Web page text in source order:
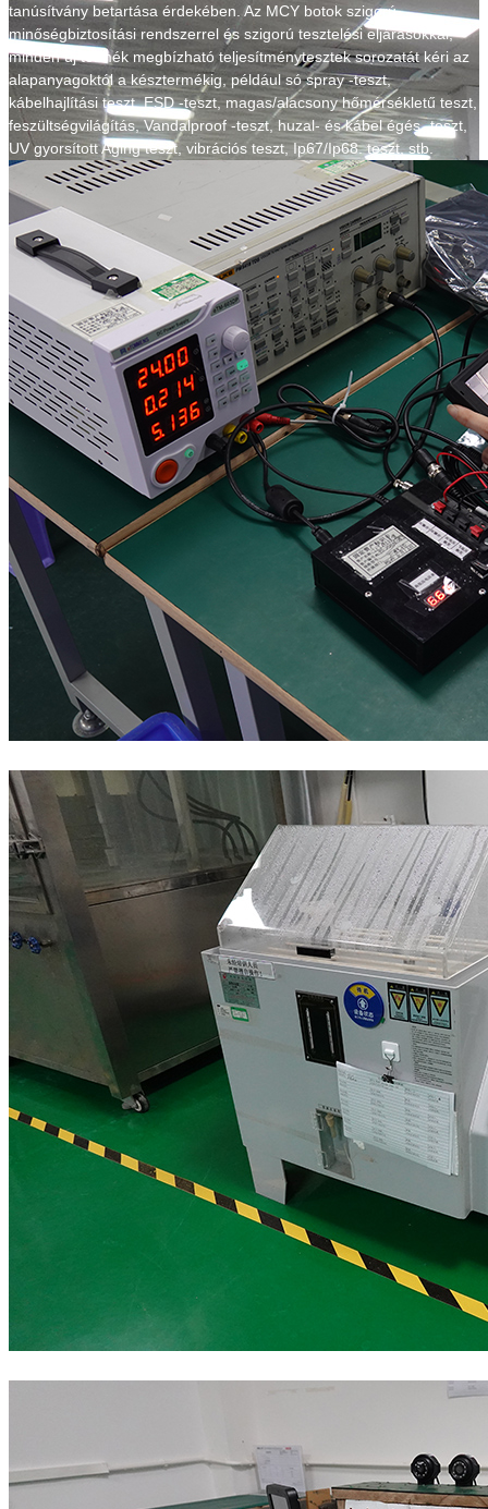
tanúsítvány betartása érdekében. Az MCY botok szigorú
minőségbiztosítási rendszerrel és szigorú tesztelési eljárásokkal,
minden új termék megbízható teljesítménytesztek sorozatát kéri az
alapanyagoktól a késztermékig, például só spray -teszt,
kábelhajlítási teszt, ESD -teszt, magas/alacsony hőmérsékletű teszt,
feszültségvilágítás, Vandalproof -teszt, huzal- és kábel égés -teszt,
UV gyorsított Aging teszt, vibrációs teszt, Ip67/Ip68. teszt, stb.